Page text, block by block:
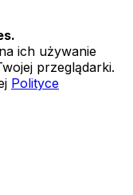
ich używanie
przeglądarki.
Polityce